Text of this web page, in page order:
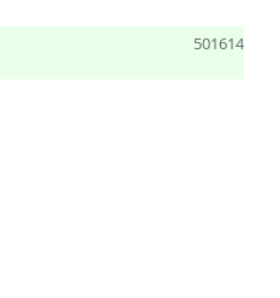
501614